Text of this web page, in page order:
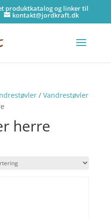
produktkatalog og linker til
kontakt@jordkraft.dk
/ Vandrestøvler
herre